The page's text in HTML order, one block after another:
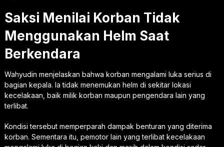
Saksi Menilai Korban Tidak
Menggunakan Helm Saat
Berkendara
Wahyudin menjelaskan bahwa korban mengalami luka serius di
bagian kepala. Ia tidak menemukan helm di sekitar lokasi
kecelakaan, baik milik korban maupun pengendara lain yang
terlibat.
Kondisi tersebut memperparah dampak benturan yang diterima
korban. Sementara itu, pemotor lain yang terlibat kecelakaan